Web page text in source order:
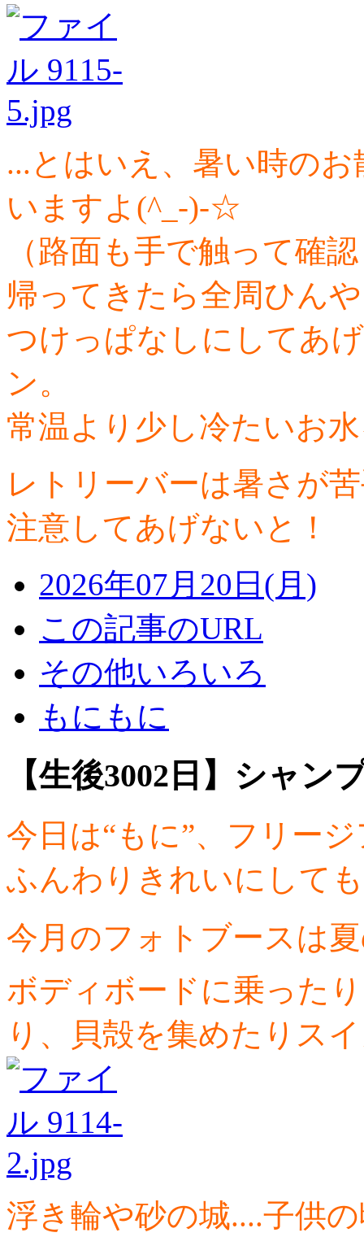
...とはいえ、暑い時の
いますよ(^_-)-☆
（路面も手で触って確
帰ってきたら全周ひん
つけっぱなしにしてあ
ン。
常温より少し冷たいお
レトリーバーは暑さが
注意してあげないと！
2026年07月20日(月)
この記事のURL
その他いろいろ
もにもに
【生後3002日】シャン
今日は“もに”、フリー
ふんわりきれいにして
今月のフォトブースは
ボディボードに乗った
り、貝殻を集めたりス
浮き輪や砂の城....子供